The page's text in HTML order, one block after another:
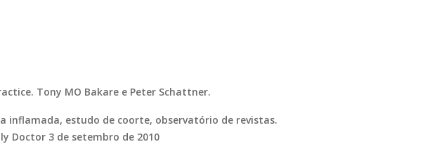
Tony MO Bakare e Peter Schattner.
inflamada, estudo de coorte, observatório de revistas.
Doctor 3 de setembro de 2010